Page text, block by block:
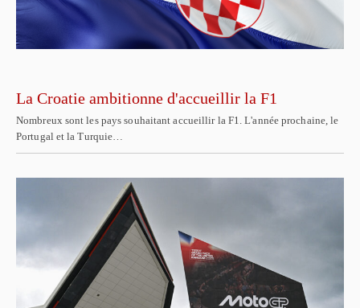
La Croatie ambitionne d'accueillir la F1
Nombreux sont les pays souhaitant accueillir la F1. L'année prochaine, le
Portugal et la Turquie…